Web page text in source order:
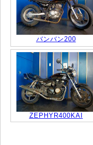
バンバン200
ZEPHYR400KAI